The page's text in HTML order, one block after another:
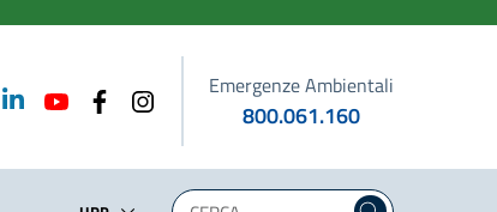
Emergenze Ambientali
800.061.160